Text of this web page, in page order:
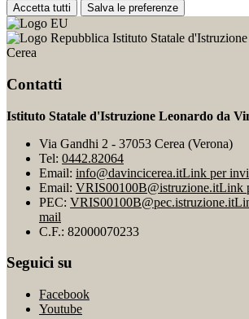
Accetta tutti Salva le preferenze
Istituto Statale
Cerea
Contatti
Istituto Statale d'Istruzione Leonardo da
Via Gandhi 2 - 37053 Cerea (Verona)
Tel: 0442.82064
Email: info@davincicerea.itLink per
Email: VRIS00100B@istruzione.itLink
PEC: VRIS00100B@pec.istruzione.it
mail
C.F.: 82000070233
Seguici su
Facebook
Youtube